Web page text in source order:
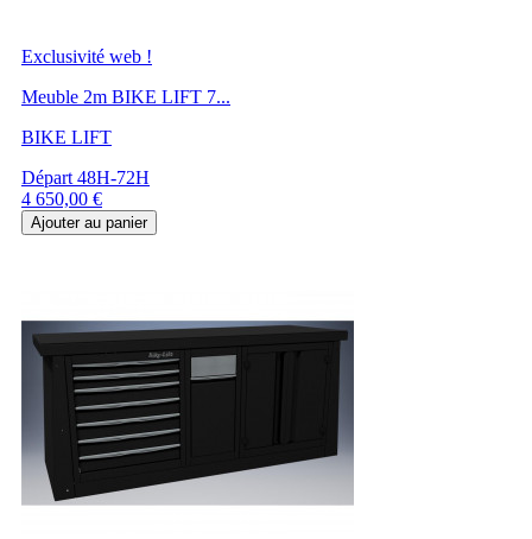
Exclusivité web !
Meuble 2m BIKE LIFT 7...
BIKE LIFT
Départ 48H-72H
Prix
4 650,00 €
Ajouter au panier